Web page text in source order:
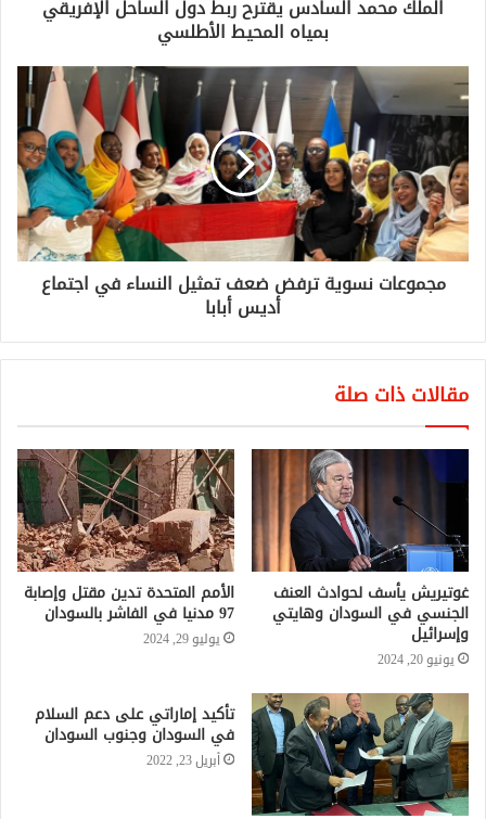
الملك محمد السادس يقترح ربط دول الساحل الإفريقي
بمياه المحيط الأطلسي
مجموعات نسوية ترفض ضعف تمثيل النساء في اجتماع
أديس أبابا
مقالات ذات صلة
غوتيريش يأسف لحوادث العنف
الجنسي في السودان وهايتي
وإسرائيل
يونيو 20, 2024
الأمم المتحدة تدين مقتل وإصابة
97 مدنيا في الفاشر بالسودان
يوليو 29, 2024
تأكيد إماراتي على دعم السلام
في السودان وجنوب السودان
أبريل 23, 2022